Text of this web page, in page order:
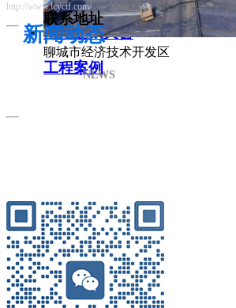
薄型通风天窗
工程案例
新闻动态
NEWS
联系地址
聊城市经济技术开发区
http://www.lcyctf.com/